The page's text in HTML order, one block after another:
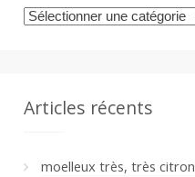
Catégories
Articles récents
moelleux très, très citron